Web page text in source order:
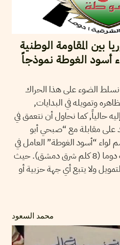
بين المقاومة الوطنية
أسود الغوطة نموذجاً
الضوء على هذا الحراك
وتمويله في البدايات,
حالياً, كما نحاول أن نتعمق في
مقابلة مع “صبحي أبو
لواء “أسود الغوطة” العامل في
ريف دمشق والمتركز في مدينة دوما (8 كلم شرق دمشق). حيث
ولا يتبع أي جهة حزبية أو
محمد السعود